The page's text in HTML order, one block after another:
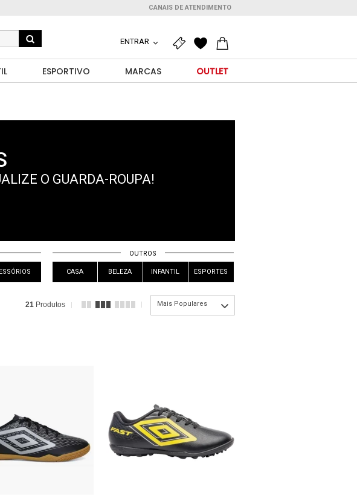
CANAIS DE ATENDIMENTO
ENTRAR
ESPORTIVO MARCAS OUTLET
O GUARDA-ROUPA!
OUTROS
CASA BELEZA INFANTIL ESPORTES
21 Produtos Mais Populares